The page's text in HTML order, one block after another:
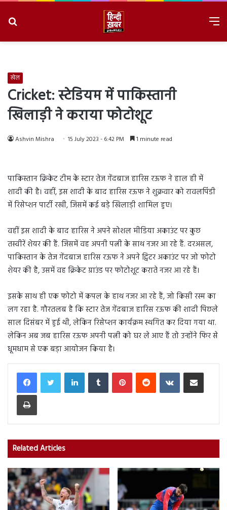
खेल
Cricket: स्टेडियम में पाकिस्तानी
खिलाड़ी ने कराया फोटोशूट
Ashvin Mishra 15 July 2023 - 6:42 PM 1 minute read
पाकिस्तान क्रिकेट टीम के स्टार तेज गेंदबाज हारिस रऊफ ने हाल ही में
शादी की है। वहीं, इस शादी के बाद हारिस रऊफ ने शुक्रवार को रावलपिंडी
में रिसेप्शन पार्टी रखी, जिसमें कई बड़े खिलाड़ी शामिल हुए।
वहीं इस शादी के बाद हारिस ने अपने सोशल मीडिया अकाउंट पर कुछ
तस्वीरें शेयर की हैं. जिसमें वह अपनी पत्नी के साथ नजर आ रहे हैं. दरअसल,
पाकिस्तान के तेज गेंदबाज हारिस रऊफ ने अपने ट्विटर अकाउंट पर जो फोटो
शेयर की है, उसमें वह क्रिकेट ग्राउंड पर फोटोशूट कराते नजर आ रहे हैं।
इसके साथ ही एक फोटो में कपल के हाथ नजर आ रहे हैं, जो किसी रस्म का
लग रहा है. गौरतलब है कि स्टार तेज गेंदबाज हारिस रऊफ की शादी पिछले
साल दिसंबर में हुई थी, लेकिन रिसेप्शन कार्यक्रम स्थगित कर दिया गया था.
लेकिन अब जब हारिस रऊफ अपनी पत्नी को घर ले आए हैं तो उन्होंने फिर से
धूमधाम से एक बड़ा आयोजन किया है।
LinkedInTumblr PinterestReddit VKontakteShare via Email
Print
Related Articles